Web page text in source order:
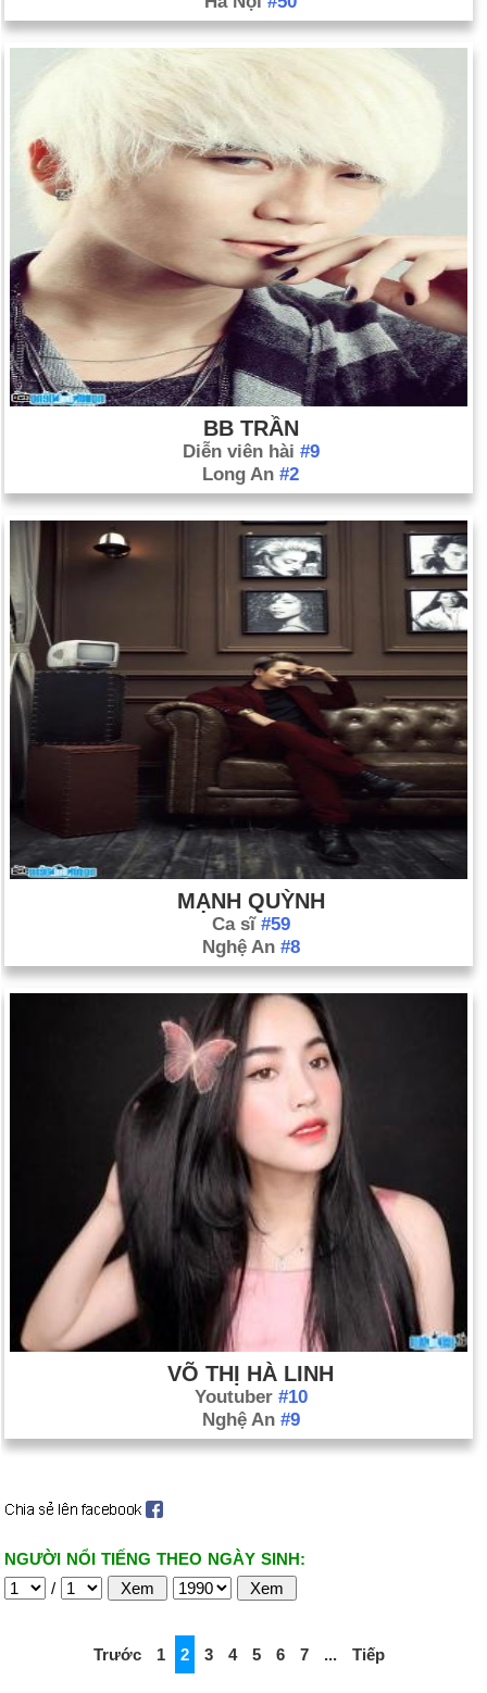
BB TRẦN
Diễn viên hài #9
Long An #2
MẠNH QUỲNH
Ca sĩ #59
Nghệ An #8
VÕ THỊ HÀ LINH
Youtuber #10
Nghệ An #9
NGƯỜI NỔI TIẾNG THEO NGÀY SINH:
/
Trước 1 2 3 4 5 6 7 ... Tiếp